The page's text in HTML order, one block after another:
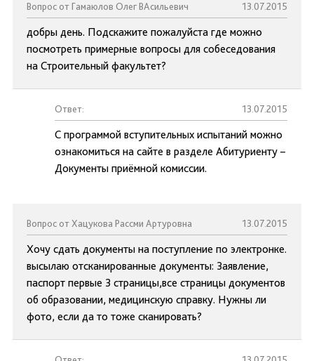
Вопрос от Гамаюлов Олег ВАсильевич 13.07.2015
добры день. Подскажите пожалуйста где можно
посмотреть примерные вопросы для собеседования
на Строительный факультет?
Ответ: 13.07.2015
С программой вступительных испытаний можно
ознакомиться на сайте в разделе Абитуриенту –
Документы приёмной комиссии.
Вопрос от Хацукова Рассми Артуровна 13.07.2015
Хочу сдать документы на поступление по электронке.
высылаю отсканированные документы: Заявление,
паспорт первые 3 страницы,все страницы документов
об образовании, медицинскую справку. Нужны ли
фото, если да то тоже сканировать?